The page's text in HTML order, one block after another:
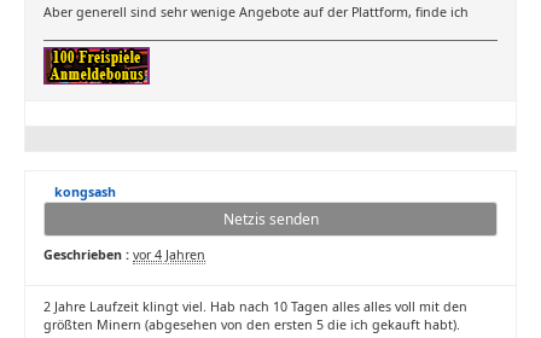
Aber generell sind sehr wenige Angebote auf der Plattform, finde ich
kongsash
Netzis senden
Geschrieben : vor 4 Jahren
2 Jahre Laufzeit klingt viel. Hab nach 10 Tagen alles alles voll mit den
größten Minern (abgesehen von den ersten 5 die ich gekauft habt).